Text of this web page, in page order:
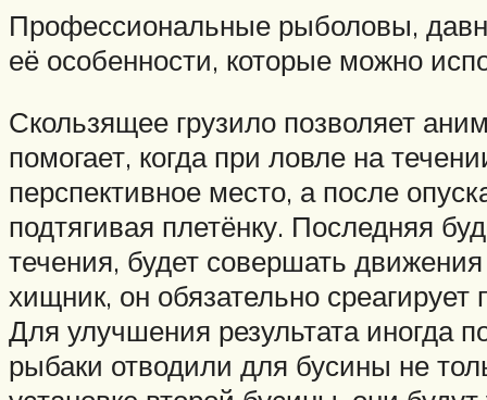
Профессиональные рыболовы,
её особенности, которые можно
Скользящее грузило позволяет
помогает, когда при ловле на
перспективное место, а после
подтягивая плетёнку. Последняя
течения, будет совершать
хищник, он обязательно
Для улучшения результата иногда
рыбаки отводили для бусины не